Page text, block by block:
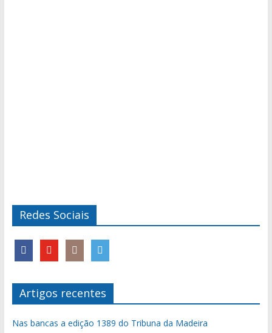
Redes Sociais
Artigos recentes
Nas bancas a edição 1389 do Tribuna da Madeira